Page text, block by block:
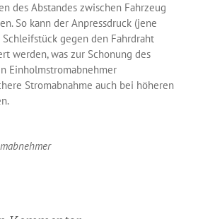
des Abstandes zwischen Fahrzeug
So kann der Anpressdruck (jene
gegen den Fahrdraht
werden, was zur Schonung des
Einholmstromabnehmer
Stromabnahme auch bei höheren